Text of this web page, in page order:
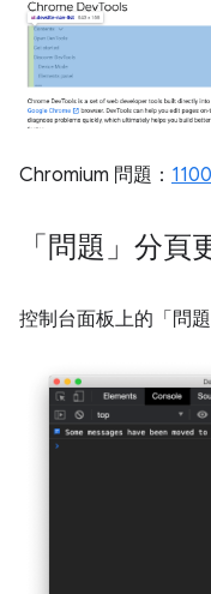
Chromium 問題：
「問題」分頁
控制台面板上的「問